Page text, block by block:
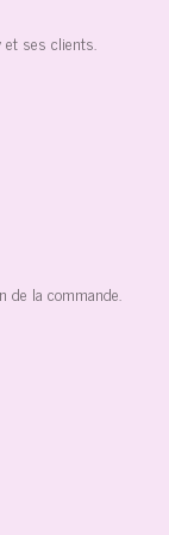
ses clients.
la commande.